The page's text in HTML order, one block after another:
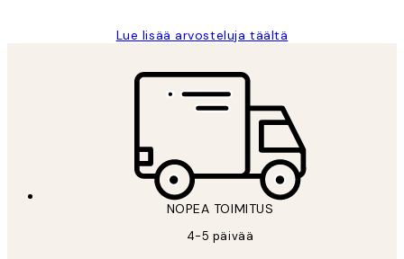
Lue lisää arvosteluja täältä
NOPEA TOIMITUS
4-5 päivää